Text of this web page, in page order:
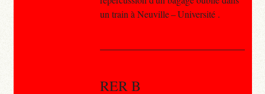
un train à Neuville – Université .
RER B